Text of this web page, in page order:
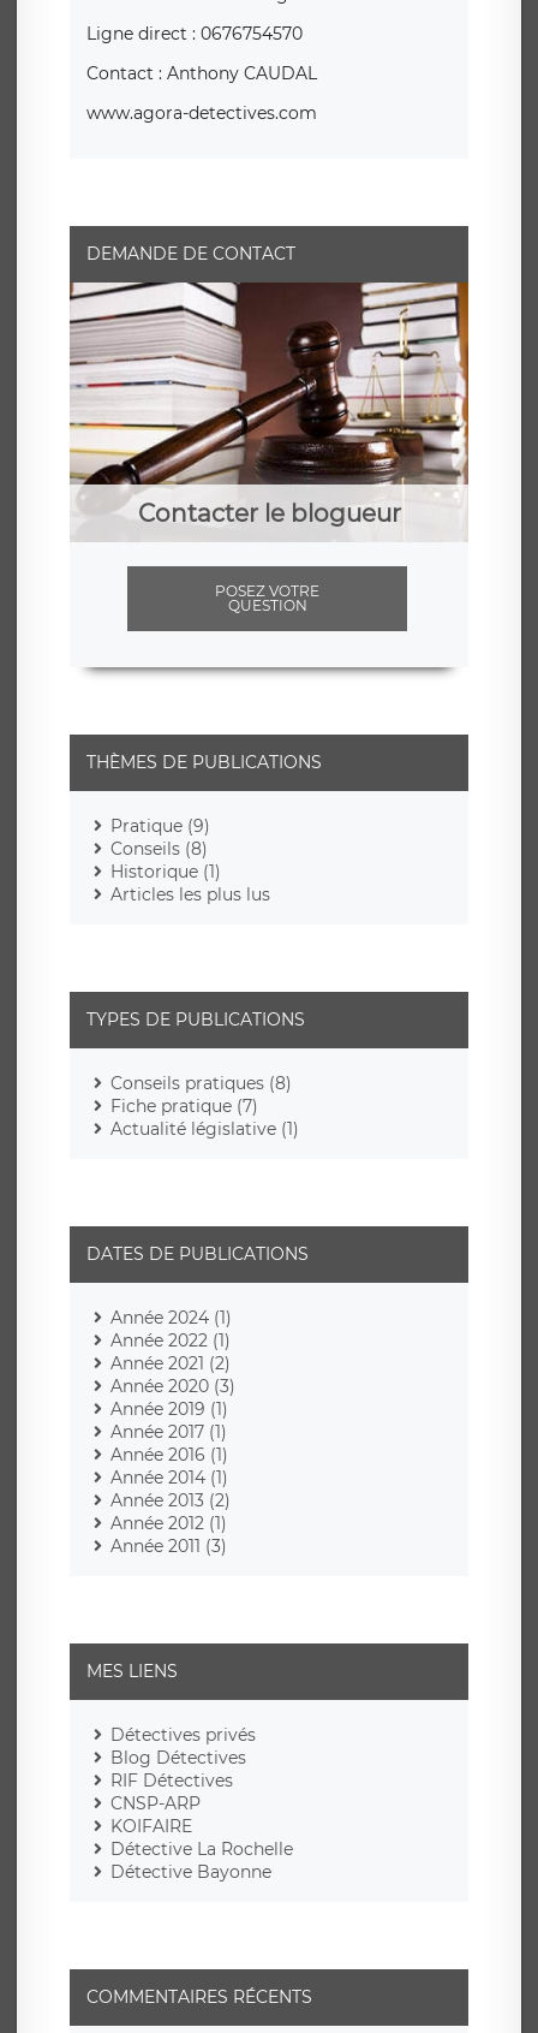
Ligne direct : 0676754570
Contact : Anthony CAUDAL
www.agora-detectives.com
DEMANDE DE CONTACT
Contacter le blogueur
POSEZ VOTRE
QUESTION
THÈMES DE PUBLICATIONS
Pratique (9)
Conseils (8)
Historique (1)
Articles les plus lus
TYPES DE PUBLICATIONS
Conseils pratiques (8)
Fiche pratique (7)
Actualité législative (1)
DATES DE PUBLICATIONS
Année 2024 (1)
Année 2022 (1)
Année 2021 (2)
Année 2020 (3)
Année 2019 (1)
Année 2017 (1)
Année 2016 (1)
Année 2014 (1)
Année 2013 (2)
Année 2012 (1)
Année 2011 (3)
MES LIENS
Détectives privés
Blog Détectives
RIF Détectives
CNSP-ARP
KOIFAIRE
Détective La Rochelle
Détective Bayonne
COMMENTAIRES RÉCENTS